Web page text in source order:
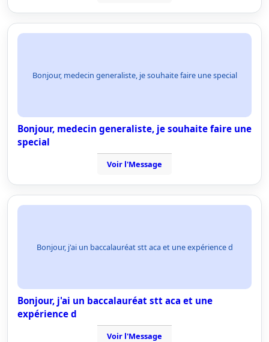
Bonjour, medecin generaliste, je souhaite faire une special
Bonjour, medecin generaliste, je souhaite faire une
special
Voir l'Message
Bonjour, j'ai un baccalauréat stt aca et une expérience d
Bonjour, j'ai un baccalauréat stt aca et une
expérience d
Voir l'Message